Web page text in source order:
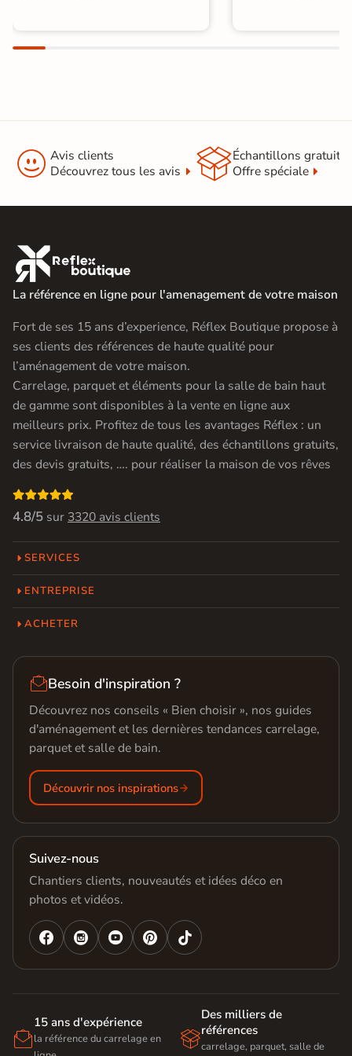
 Avis clients
Découvrez tous les avis
Échantillons gratuit
Offre spéciale

La référence en ligne pour l'amenagement de votre maison
Fort de ses 15 ans d’experience, Réflex Boutique propose à
ses clients des références de haute qualité pour
l’aménagement de votre maison.
Carrelage, parquet et éléments pour la salle de bain haut
de gamme sont disponibles à la vente en ligne aux
meilleurs prix. Profitez de tous les avantages Réflex : un
service livraison de haute qualité, des échantillons gratuits,
des devis gratuits, …. pour réaliser la maison de vos rêves

4.8/5 sur 3320 avis clients
SERVICES
ENTREPRISE
ACHETER
Besoin d'inspiration ?
Découvrez nos conseils « Bien choisir », nos guides
d'aménagement et les dernières tendances carrelage,
parquet et salle de bain.
Découvrir nos inspirations
Suivez-nous
Chantiers clients, nouveautés et idées déco en
photos et vidéos.
   

15 ans d'expérience
la référence du carrelage en

Des milliers de
références
carrelage, parquet, salle de